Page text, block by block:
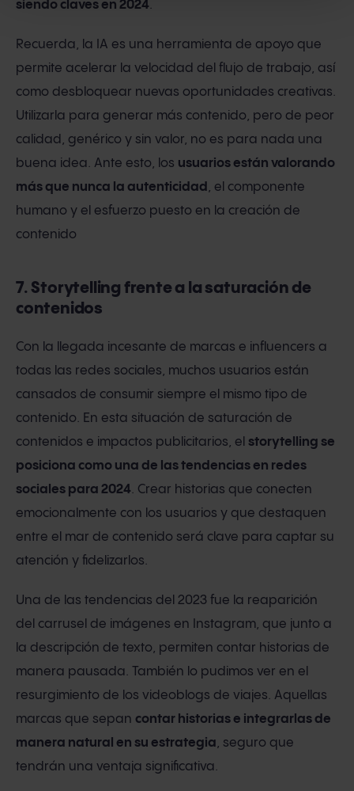
siendo claves en 2024.
Recuerda, la IA es una herramienta de apoyo que
permite acelerar la velocidad del flujo de trabajo, así
como desbloquear nuevas oportunidades creativas.
Utilizarla para generar más contenido, pero de peor
calidad, genérico y sin valor, no es para nada una
buena idea. Ante esto, los usuarios están valorando
más que nunca la autenticidad , el componente
humano y el esfuerzo puesto en la creación de
contenido
7. Storytelling frente a la saturación de
contenidos
Con la llegada incesante de marcas e influencers a
todas las redes sociales, muchos usuarios están
cansados de consumir siempre el mismo tipo de
contenido. En esta situación de saturación de
contenidos e impactos publicitarios, el storytelling se
posiciona como una de las tendencias en redes
sociales para 2024. Crear historias que conecten
emocionalmente con los usuarios y que destaquen
entre el mar de contenido será clave para captar su
atención y fidelizarlos.
Una de las tendencias del 2023 fue la reaparición
del carrusel de imágenes en Instagram, que junto a
la descripción de texto, permiten contar historias de
manera pausada. También lo pudimos ver en el
resurgimiento de los videoblogs de viajes. Aquellas
marcas que sepan contar historias e integrarlas de
manera natural en su estrategia, seguro que
tendrán una ventaja significativa.